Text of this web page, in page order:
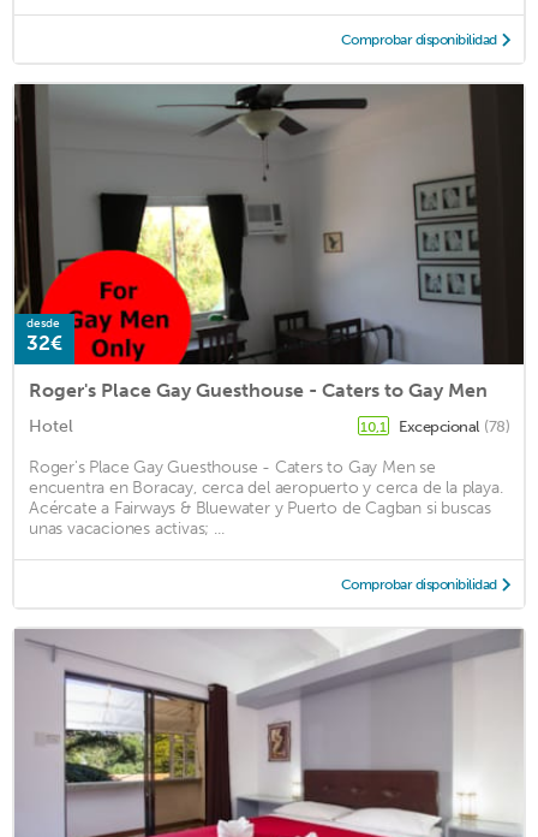
Comprobar disponibilidad
desde
32€
Roger's Place Gay Guesthouse - Caters to Gay Men
Hotel 10,1 Excepcional (78)
Roger's Place Gay Guesthouse - Caters to Gay Men se
encuentra en Boracay, cerca del aeropuerto y cerca de la playa.
Acércate a Fairways & Bluewater y Puerto de Cagban si buscas
unas vacaciones activas; ...
Comprobar disponibilidad